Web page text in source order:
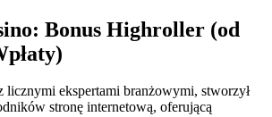
Bonus Highroller (od
licznymi ekspertami branżowymi, stworzył
stronę internetową, oferującą